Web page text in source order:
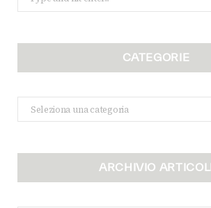
for:
CATEGORIE
Categorie
ARCHIVIO ARTICOLI